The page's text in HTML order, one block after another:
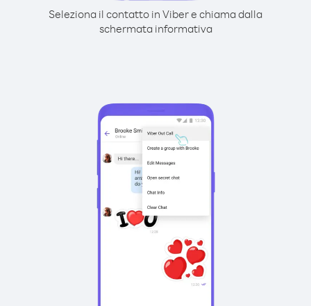
Seleziona il contatto in Viber e chiama dalla
schermata informativa